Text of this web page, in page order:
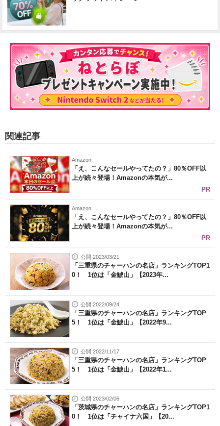
関連記事
Amazon
「え、こんなセールやってたの？」80％OFF以
上が続々登場！Amazonの本気が...
PR
Amazon
「え、こんなセールやってたの？」80％OFF以
上が続々登場！Amazonの本気が...
PR
公開 2023/03/21
「三重県のチャーハンの名店」ランキングTOP1
0！ 1位は「金鯱山」【2023年...
公開 2022/09/24
「三重県のチャーハンの名店」ランキングTOP
5！ 1位は「金鯱山」【2022年9...
公開 2022/11/17
「三重県のチャーハンの名店」ランキングTOP
5！ 1位は「金鯱山」【2022年1...
公開 2023/02/06
「茨城県のチャーハンの名店」ランキングTOP1
0！ 1位は「チャイナ六国」【20...